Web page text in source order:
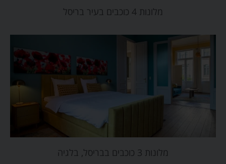
מלונות 4 כוכבים בעיר בריסל
מלונות 3 כוכבים בבריסל, בלגיה